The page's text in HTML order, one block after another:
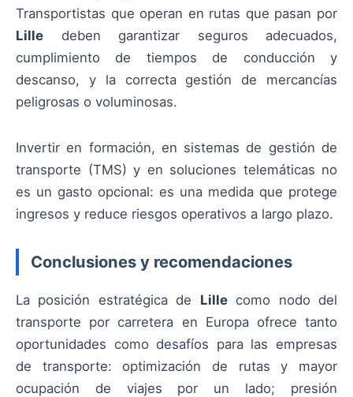
Transportistas que operan en rutas que pasan por
Lille deben garantizar seguros adecuados,
cumplimiento de tiempos de conducción y
descanso, y la correcta gestión de mercancías
peligrosas o voluminosas.
Invertir en formación, en sistemas de gestión de
transporte (TMS) y en soluciones telemáticas no
es un gasto opcional: es una medida que protege
ingresos y reduce riesgos operativos a largo plazo.
Conclusiones y recomendaciones
La posición estratégica de Lillecomo nodo del
transporte por carretera en Europa ofrece tanto
oportunidades como desafíos para las empresas
de transporte: optimización de rutas y mayor
ocupación de viajes por un lado; presión